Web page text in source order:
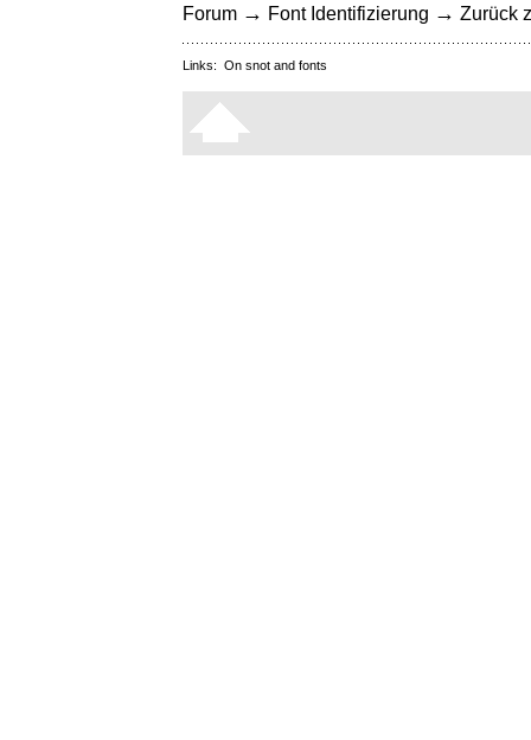
Forum → Font Identifizierung → Zurück
Links: On snot and fonts